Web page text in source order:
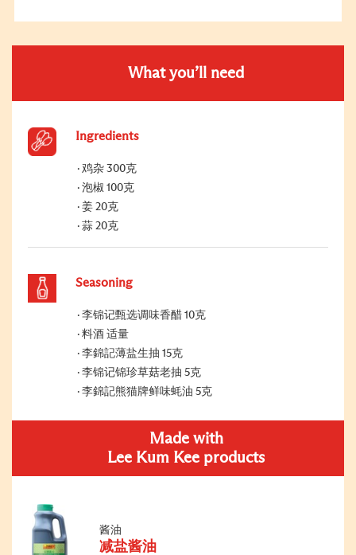
What you’ll need
Ingredients
鸡杂 300克
泡椒 100克
姜 20克
蒜 20克
Seasoning
李锦记甄选调味香醋 10克
料酒 适量
李錦記薄盐生抽 15克
李锦记锦珍草菇老抽 5克
李錦記熊猫牌鲜味蚝油 5克
Made with
Lee Kum Kee products
酱油
减盐酱油